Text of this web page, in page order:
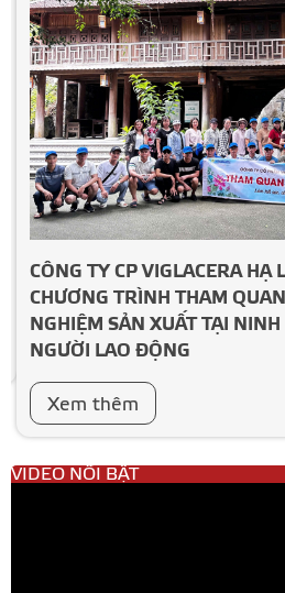
CÔNG TY CP VIGLACERA HẠ
CHƯƠNG TRÌNH THAM
NGHIỆM SẢN XUẤT TẠI
NGƯỜI LAO ĐỘNG
Xem thêm
VIDEO NỔI BẬT